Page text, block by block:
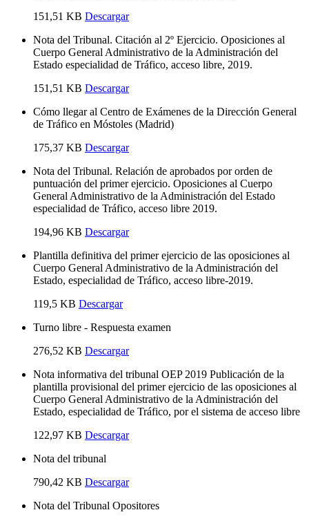
151,51 KB Descargar
Nota del Tribunal. Citación al 2º Ejercicio. Oposiciones al
Cuerpo General Administrativo de la Administración del
Estado especialidad de Tráfico, acceso libre, 2019.
151,51 KB Descargar
Cómo llegar al Centro de Exámenes de la Dirección General
de Tráfico en Móstoles (Madrid)
175,37 KB Descargar
Nota del Tribunal. Relación de aprobados por orden de
puntuación del primer ejercicio. Oposiciones al Cuerpo
General Administrativo de la Administración del Estado
especialidad de Tráfico, acceso libre 2019.
194,96 KB Descargar
Plantilla definitiva del primer ejercicio de las oposiciones al
Cuerpo General Administrativo de la Administración del
Estado, especialidad de Tráfico, acceso libre-2019.
119,5 KB Descargar
Turno libre - Respuesta examen
276,52 KB Descargar
Nota informativa del tribunal OEP 2019 Publicación de la
plantilla provisional del primer ejercicio de las oposiciones al
Cuerpo General Administrativo de la Administración del
Estado, especialidad de Tráfico, por el sistema de acceso libre
122,97 KB Descargar
Nota del tribunal
790,42 KB Descargar
Nota del Tribunal Opositores